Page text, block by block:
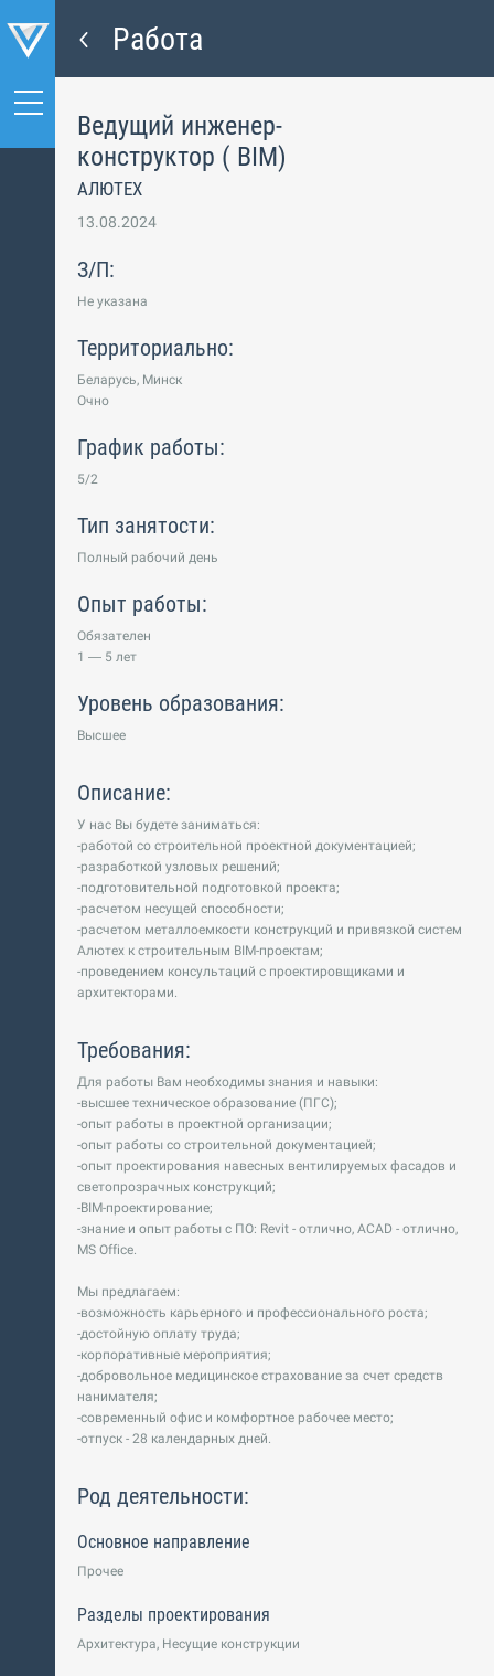
Работа
Ведущий инженер-
конструктор ( BIM)
АЛЮТЕХ
13.08.2024
З/П:
Не указана
Территориально:
Беларусь, Минск
Очно
График работы:
5/2
Тип занятости:
Полный рабочий день
Опыт работы:
Обязателен
1 — 5 лет
Уровень образования:
Высшее
Описание:
У нас Вы будете заниматься:
-работой со строительной проектной документацией;
-разработкой узловых решений;
-подготовительной подготовкой проекта;
-расчетом несущей способности;
-расчетом металлоемкости конструкций и привязкой систем
Алютех к строительным BIM-проектам;
-проведением консультаций с проектировщиками и
архитекторами.
Требования:
Для работы Вам необходимы знания и навыки:
-высшее техническое образование (ПГС);
-опыт работы в проектной организации;
-опыт работы со строительной документацией;
-опыт проектирования навесных вентилируемых фасадов и
cветопрозрачных конструкций;
-BIM-проектирование;
-знание и опыт работы с ПО: Revit - отлично, ACAD - отлично,
MS Office.
Мы предлагаем:
-возможность карьерного и профессионального роста;
-достойную оплату труда;
-корпоративные мероприятия;
-добровольное медицинское страхование за счет средств
нанимателя;
-современный офис и комфортное рабочее место;
-отпуск - 28 календарных дней.
Род деятельности:
Основное направление
Прочее
Разделы проектирования
Архитектура, Несущие конструкции